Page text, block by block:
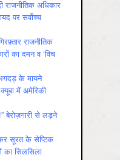
राजनीतिक अधिकार
पर सर्वोच्च
राजनीतिक
का दमन व ‘विच
के मायने
में अमेरिकी
बेरोज़गारी से लड़ने
सूरत के सेप्टिक
का सिलसिला